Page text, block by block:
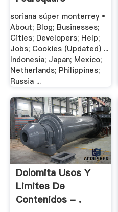
soriana súper monterrey •
About; Blog; Businesses;
Cities; Developers; Help;
Jobs; Cookies (Updated) ...
Indonesia; Japan; Mexico;
Netherlands; Philippines;
Russia ...
Dolomita Usos Y
Limites De
Contenidos - .